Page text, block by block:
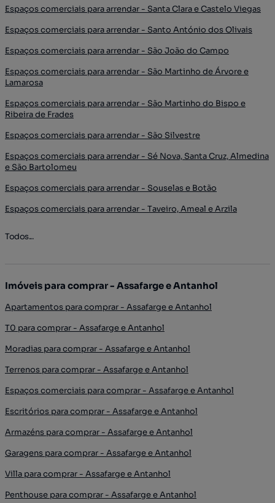
Espaços comerciais para arrendar - Santa Clara e Castelo Viegas
Espaços comerciais para arrendar - Santo António dos Olivais
Espaços comerciais para arrendar - São João do Campo
Espaços comerciais para arrendar - São Martinho de Árvore e
Lamarosa
Espaços comerciais para arrendar - São Martinho do Bispo e
Ribeira de Frades
Espaços comerciais para arrendar - São Silvestre
Espaços comerciais para arrendar - Sé Nova, Santa Cruz, Almedina
e São Bartolomeu
Espaços comerciais para arrendar - Souselas e Botão
Espaços comerciais para arrendar - Taveiro, Ameal e Arzila
Todos...
Imóveis para comprar - Assafarge e Antanhol
Apartamentos para comprar - Assafarge e Antanhol
T0 para comprar - Assafarge e Antanhol
Moradias para comprar - Assafarge e Antanhol
Terrenos para comprar - Assafarge e Antanhol
Espaços comerciais para comprar - Assafarge e Antanhol
Escritórios para comprar - Assafarge e Antanhol
Armazéns para comprar - Assafarge e Antanhol
Garagens para comprar - Assafarge e Antanhol
Villa para comprar - Assafarge e Antanhol
Penthouse para comprar - Assafarge e Antanhol